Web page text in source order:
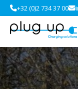
+32 (0)2 734 37 00